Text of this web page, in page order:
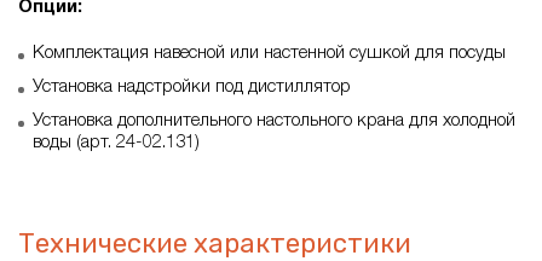
Опции:
Комплектация навесной или настенной сушкой для посуды
Установка надстройки под дистиллятор
Установка дополнительного настольного крана для холодной
воды (арт. 24-02.131)
Технические характеристики